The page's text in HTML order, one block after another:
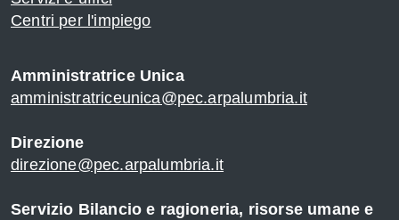
Centri per l'impiego
Amministratrice Unica
amministratriceunica@pec.arpalumbria.it
Direzione
direzione@pec.arpalumbria.it
Servizio Bilancio e ragioneria, risorse umane e